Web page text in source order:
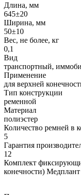
Длина, мм
645±20
Ширина, мм
50±10
Вес, не более, кг
0,1
Вид
транспортный,
Применение
для верхней
Тип конструкции
ременной
Материал
полиэстер
Количество ремней в
5
Гарантия
12
Комплект
конечности)